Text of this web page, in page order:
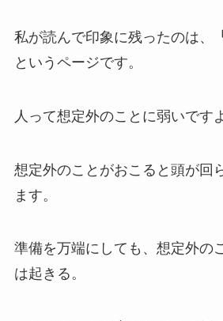
私が読んで印象に残ったのは、
というページです。
人って想定外のことに弱いです
想定外のことがおこると頭が回
ます。
準備を万端にしても、想定外の
は起きる。